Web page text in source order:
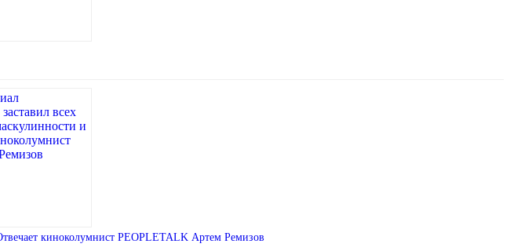
киноколумнист PEOPLETALK Артем Ремизов